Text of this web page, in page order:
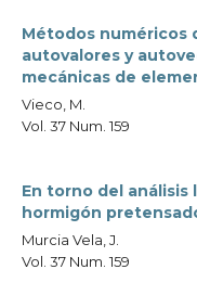
Métodos numéricos
autovalores y
mecánicas de
Vieco, M.
Vol. 37 Num. 159
En torno del
hormigón
Murcia Vela, J.
Vol. 37 Num. 159